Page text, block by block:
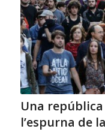
Una
l’espurna de